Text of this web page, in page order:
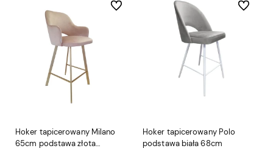
Hoker tapicerowany Milano
65cm podstawa złota
Do ulubionych
Hoker tapicerowany Polo
podstawa biała 68cm
Do